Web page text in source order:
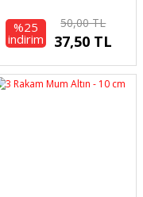
%25
indirim
50,00 TL
37,50 TL